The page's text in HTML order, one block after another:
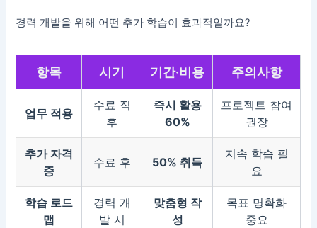
경력 개발을 위해 어떤 추가 학습이 효과적일까요?
항목 시기 기간·비용 주의사항
업무 적용
수료 직
후
즉시 활용
60%
프로젝트 참여
권장
추가 자격
증
수료 후 50% 취득
지속 학습 필
요
학습 로드
맵
경력 개
발 시
맞춤형 작
성
목표 명확화
중요